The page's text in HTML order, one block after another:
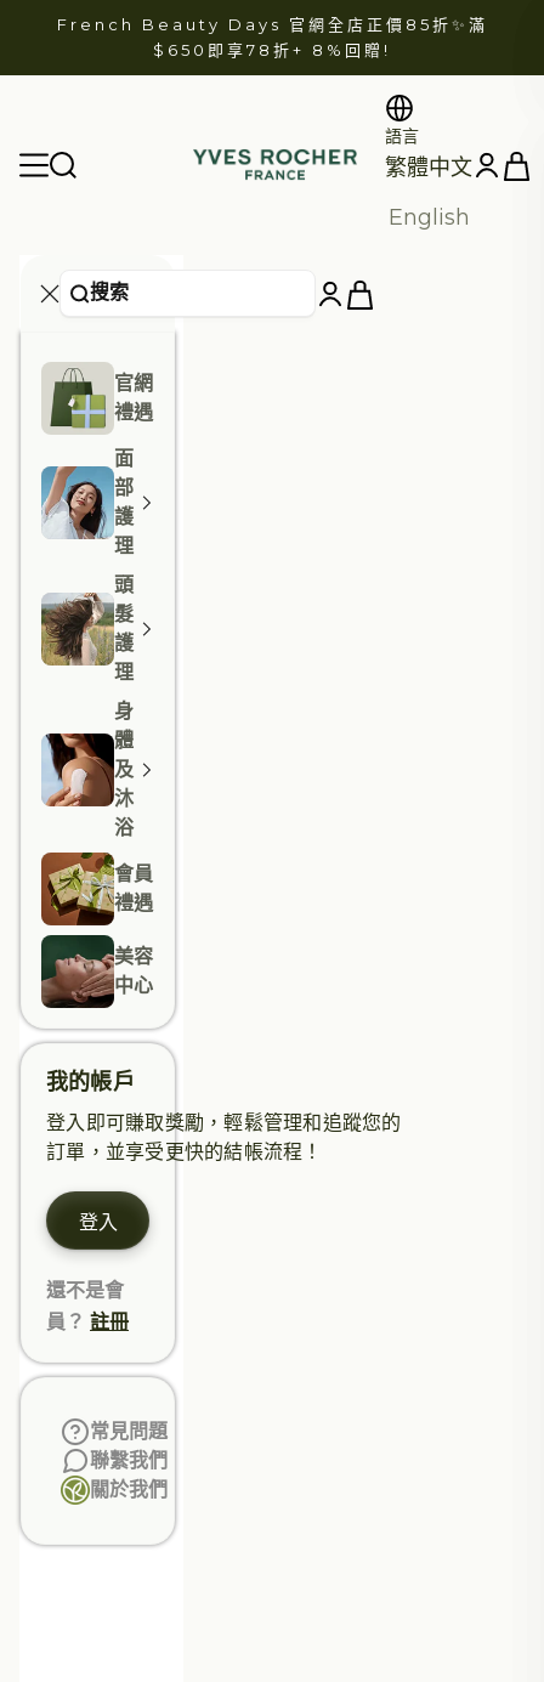
French Beauty Days 官網全店正價85折✨滿
$650即享78折+ 8%回贈 !
YVES ROCHER
開啟導航選單
語言
繁體中文
English
開啟帳戶
開啟
官網
禮遇
面
部
護
理
頭
髮
護
理
身
體
及
沐
浴
會員
禮遇
美容
中心
我的帳戶
登入即可賺取獎勵，輕鬆管理和追蹤您的
訂單，並享受更快的結帳流程！
登入
還不是會
員？ 註冊
常見問題
聯繫我們
關於我們